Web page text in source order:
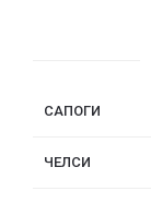
САПОГИ
ЧЕЛСИ